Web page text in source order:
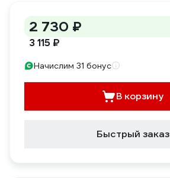
2 730 ₽
3 115 ₽
Начислим 31 бонус
В корзину
Быстрый заказ